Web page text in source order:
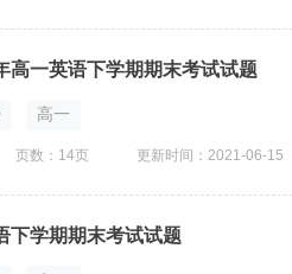
高一英语下学期期末考试试题
高一
页数：14页 更新时间：2021-06-15
下学期期末考试试题